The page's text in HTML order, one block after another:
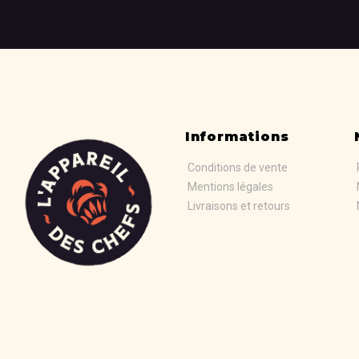
Informations
Conditions de vente
Mentions légales
Livraisons et retours